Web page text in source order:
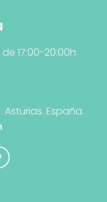
17:00-20:00h
Asturias. España.